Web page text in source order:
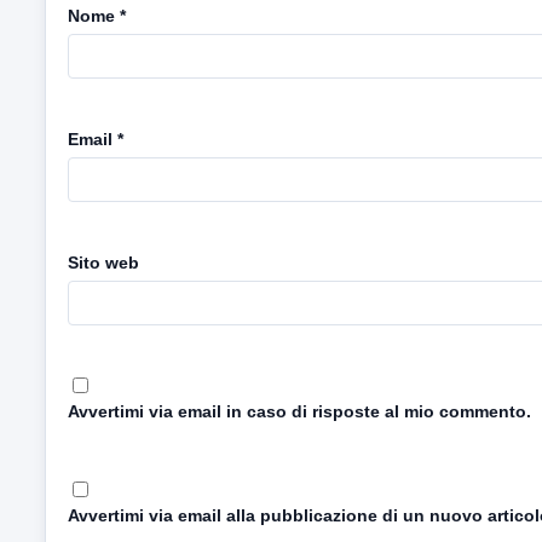
Nome *
Email *
Sito web
Avvertimi via email in caso di risposte al mio commento.
Avvertimi via email alla pubblicazione di un nuovo